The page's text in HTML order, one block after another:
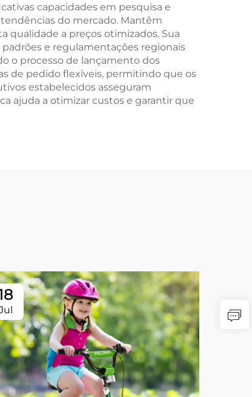
capacidades em pesquisa e
do mercado. Mantêm
qualidade a preços otimizados. Sua
e regulamentações regionais
o processo de lançamento dos
de pedido flexíveis, permitindo que os
estabelecidos asseguram
ajuda a otimizar custos e garantir que